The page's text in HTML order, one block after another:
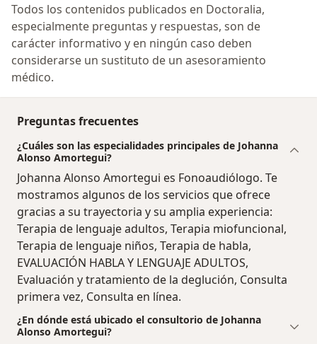
Todos los contenidos publicados en Doctoralia,
especialmente preguntas y respuestas, son de
carácter informativo y en ningún caso deben
considerarse un sustituto de un asesoramiento
médico.
Preguntas frecuentes
¿Cuáles son las especialidades principales de Johanna
Alonso Amortegui?
Johanna Alonso Amortegui es Fonoaudiólogo. Te
mostramos algunos de los servicios que ofrece
gracias a su trayectoria y su amplia experiencia:
Terapia de lenguaje adultos, Terapia miofuncional,
Terapia de lenguaje niños, Terapia de habla,
EVALUACIÓN HABLA Y LENGUAJE ADULTOS,
Evaluación y tratamiento de la deglución, Consulta
primera vez, Consulta en línea.
¿En dónde está ubicado el consultorio de Johanna
Alonso Amortegui?